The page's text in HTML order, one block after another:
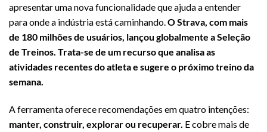
apresentar uma nova funcionalidade que ajuda a entender
para onde a indústria está caminhando.O Strava, com mais
de 180 milhões de usuários, lançou globalmente a Seleção
de Treinos. Trata-se de um recurso que analisa as
atividades recentes do atleta e sugere o próximo treino da
semana.
A ferramenta oferece recomendações em quatro intenções:
manter, construir, explorar ou recuperar. E cobre mais de